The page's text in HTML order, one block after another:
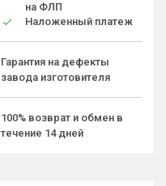
на ФЛП
Наложенный платеж
Гарантия на дефекты
завода изготовителя
100% возврат и обмен в
течение 14 дней